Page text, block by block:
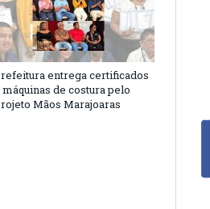
entrega certificados
máquinas de costura pelo
Mãos Marajoaras